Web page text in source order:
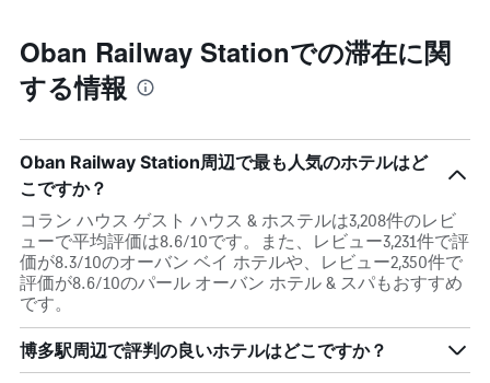
Oban Railway Stationでの滞在に関
する情報
Oban Railway Station周辺で最も人気のホテルはど
こですか？
コラン ハウス ゲスト ハウス & ホステルは3,208件のレビ
ューで平均評価は8.6/10です。また、レビュー3,231件で評
価が8.3/10のオーバン ベイ ホテルや、レビュー2,350件で
評価が8.6/10のパール オーバン ホテル & スパもおすすめ
です。
博多駅周辺で評判の良いホテルはどこですか？